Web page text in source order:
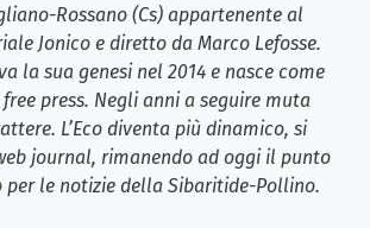
Rossano (Cs) appartenente al
Jonico e diretto da Marco Lefosse.
la sua genesi nel 2014 e nasce come
press. Negli anni a seguire muta
L’Eco diventa più dinamico, si
journal, rimanendo ad oggi il punto
le notizie della Sibaritide-Pollino.